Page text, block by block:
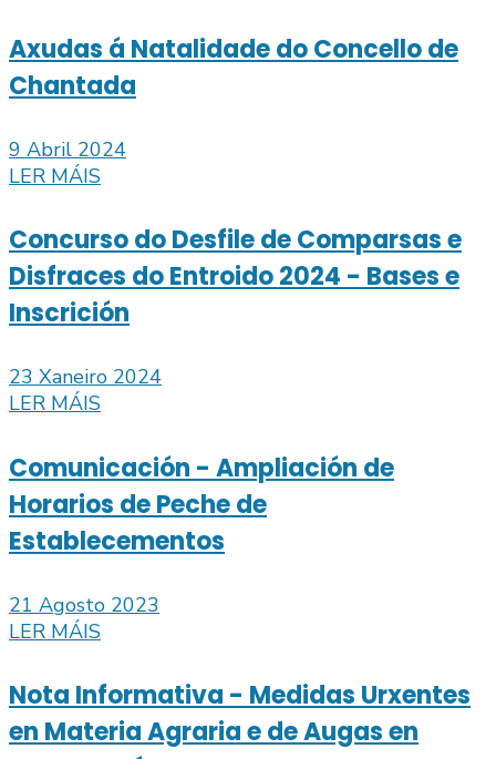
Axudas á Natalidade do Concello de
Chantada
9 Abril 2024
LER MÁIS
Concurso do Desfile de Comparsas e
Disfraces do Entroido 2024 - Bases e
Inscrición
23 Xaneiro 2024
LER MÁIS
Comunicación - Ampliación de
Horarios de Peche de
Establecementos
21 Agosto 2023
LER MÁIS
Nota Informativa - Medidas Urxentes
en Materia Agraria e de Augas en